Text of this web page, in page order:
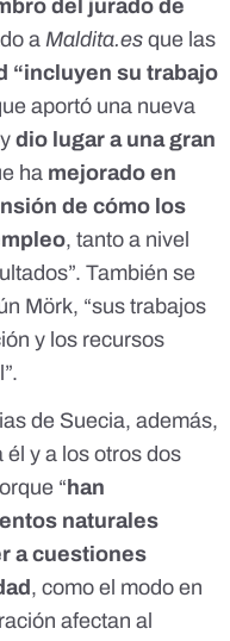
del jurado de
a Maldita.es que las
“incluyen su trabajo
aportó una nueva
dio lugar a una gran
ha mejorado en
de cómo los
, tanto a nivel
También se
Mörk, “sus trabajos
y los recursos
de Suecia, además,
él y a los otros dos
“ han
naturales
a cuestiones
, como el modo en
afectan al